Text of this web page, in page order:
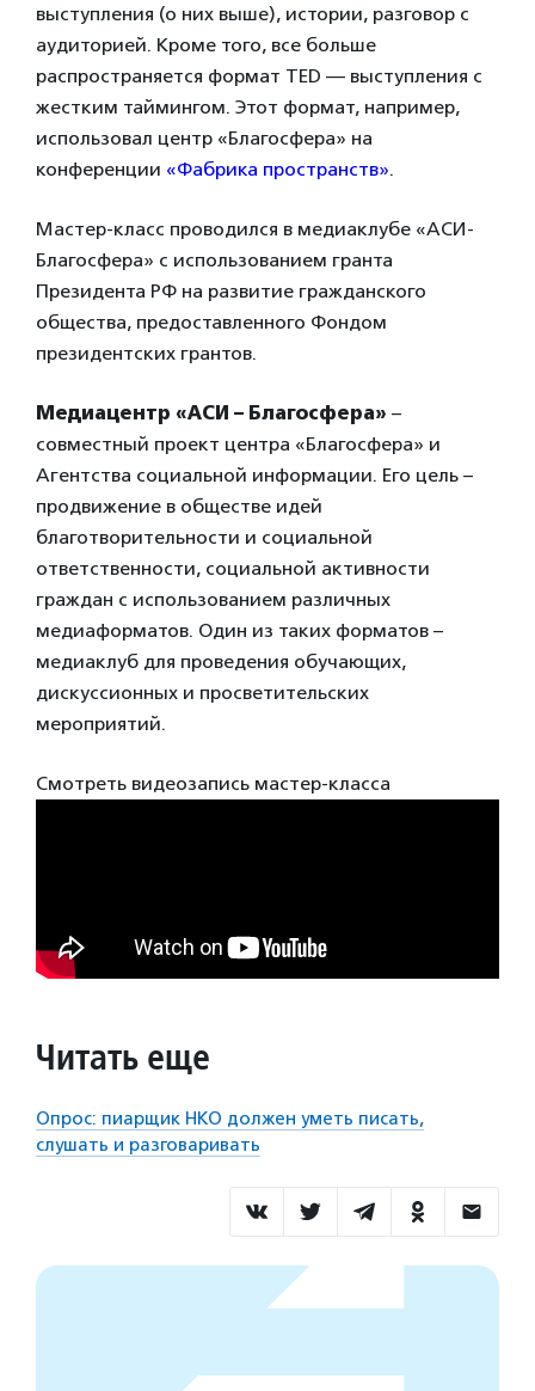
выступления (о них выше), истории, разговор с
аудиторией. Кроме того, все больше
распространяется формат TED — выступления с
жестким таймингом. Этот формат, например,
использовал центр «Благосфера» на
конференции «Фабрика пространств».
Мастер-класс проводился в медиаклубе «АСИ-
Благосфера» с использованием гранта
Президента РФ на развитие гражданского
общества, предоставленного Фондом
президентских грантов.
Медиацентр «АСИ – Благосфера» –
совместный проект центра «Благосфера» и
Агентства социальной информации. Его цель –
продвижение в обществе идей
благотворительности и социальной
ответственности, социальной активности
граждан с использованием различных
медиаформатов. Один из таких форматов –
медиаклуб для проведения обучающих,
дискуссионных и просветительских
мероприятий.
Смотреть видеозапись мастер-класса
Читать еще
Опрос: пиарщик НКО должен уметь писать,
слушать и разговаривать